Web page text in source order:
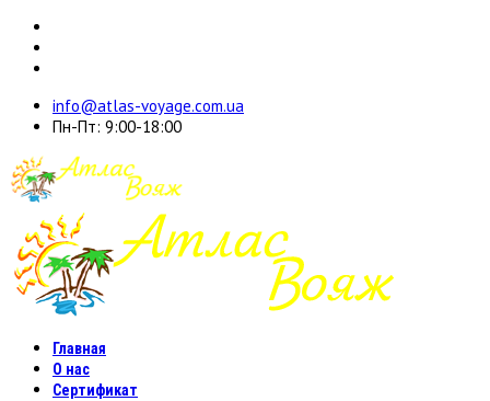
info@atlas-voyage.com.ua
Пн-Пт: 9:00-18:00
Главная
О нас
Сертификат